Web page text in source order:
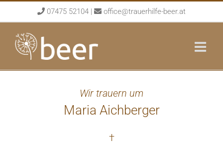
to
content
07475 52104 | office@trauerhilfe-beer.at
Wir trauern um
Maria Aichberger
†